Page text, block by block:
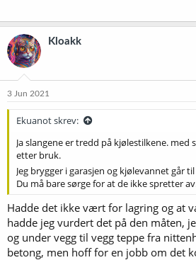
Kloakk
3 Jun 2021
Ekuanot skrev:
Ja slangene er tredd på kjølestilkene. med
etter bruk.
Jeg brygger i garasjen og kjølevannet går
Du må bare sørge for at de ikke spretter
Hadde det ikke vært for lagring og at
hadde jeg vurdert det på den måten,
og under vegg til vegg teppe fra
betong, men hoff for en jobb om det